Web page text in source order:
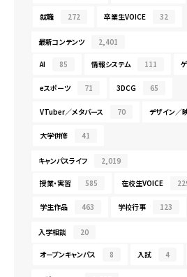
就職 272 卒業生VOICE 32
最新コンテンツ 2,401
AI 85 情報システム 111
eスポーツ 71 3DCG 65
VTuber／メタバース 70 デザイン／
大学併修 41
キャンパスライフ 2,019
授業・実習 585 在校生VOICE
学生作品 463 学校行事 123
入学相談 20
オープンキャンパス 8 入試 4